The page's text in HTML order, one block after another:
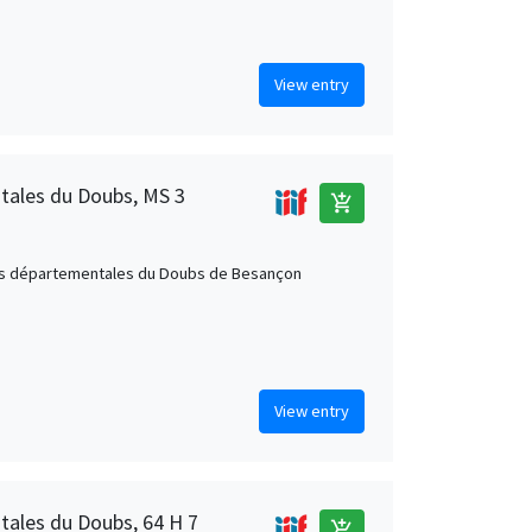
View entry
du Doubs, MS 3 add_shopping_cart
départementales du Doubs de Besançon
View entry
du Doubs, 64 H 7